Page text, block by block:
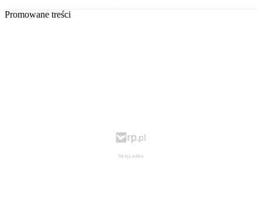
Promowane treści